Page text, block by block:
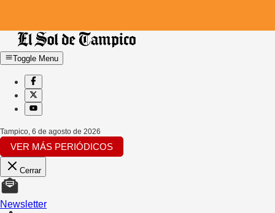
Toggle Menu
Tampico, 6 de agosto de 2026
VER MÁS PERIÓDICOS
Cerrar
Newsletter